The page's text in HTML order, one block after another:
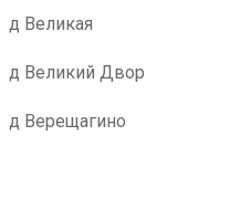
д Великая
д Великий Двор
д Верещагино